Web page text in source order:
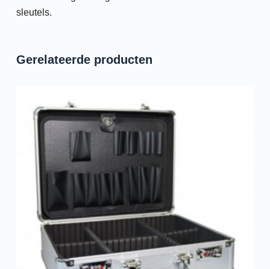
sleutels.
Gerelateerde producten